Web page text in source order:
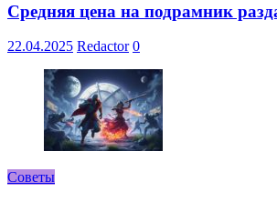
Средняя цена на подрамник
22.04.2025 Redactor 0
Советы